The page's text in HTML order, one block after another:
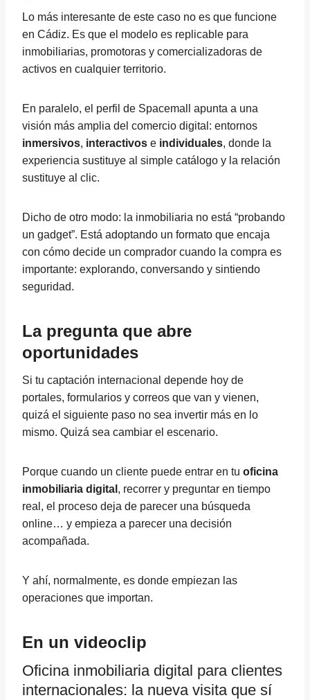
Lo más interesante de este caso no es que funcione
en Cádiz. Es que el modelo es replicable para
inmobiliarias, promotoras y comercializadoras de
activos en cualquier territorio.
En paralelo, el perfil de Spacemall apunta a una
visión más amplia del comercio digital: entornos
inmersivos, interactivos e individuales, donde la
experiencia sustituye al simple catálogo y la relación
sustituye al clic.
Dicho de otro modo: la inmobiliaria no está “probando
un gadget”. Está adoptando un formato que encaja
con cómo decide un comprador cuando la compra es
importante: explorando, conversando y sintiendo
seguridad.
La pregunta que abre
oportunidades
Si tu captación internacional depende hoy de
portales, formularios y correos que van y vienen,
quizá el siguiente paso no sea invertir más en lo
mismo. Quizá sea cambiar el escenario.
Porque cuando un cliente puede entrar en tu oficina
inmobiliaria digital , recorrer y preguntar en tiempo
real, el proceso deja de parecer una búsqueda
online… y empieza a parecer una decisión
acompañada.
Y ahí, normalmente, es donde empiezan las
operaciones que importan.
En un videoclip
Oficina inmobiliaria digital para clientes
internacionales: la nueva visita que sí